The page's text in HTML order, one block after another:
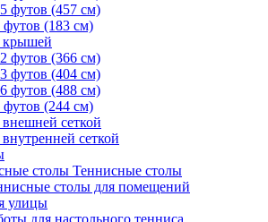
футов (457 см)
футов (183 см)
крышей
футов (366 см)
футов (404 см)
футов (488 см)
футов (244 см)
сеткой
сеткой
Теннисные столы
столы для помещений
улицы
для настольного тенниса